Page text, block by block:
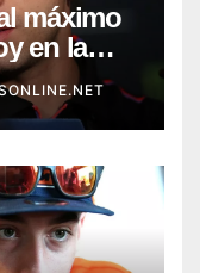
máximo
en la
una